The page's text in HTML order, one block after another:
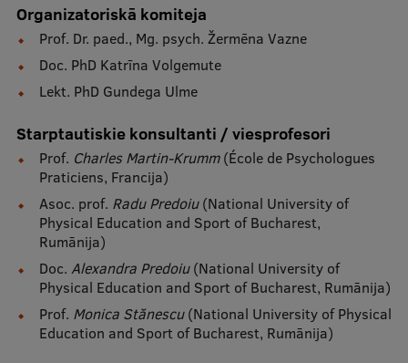
Organizatoriskā komiteja
Prof. Dr. paed., Mg. psych. Žermēna Vazne
Doc. PhD Katrīna Volgemute
Lekt. PhD Gundega Ulme
Starptautiskie konsultanti / viesprofesori
Prof. Charles Martin-Krumm(École de Psychologues
Praticiens, Francija)
Asoc. prof. Radu Predoiu(National University of
Physical Education and Sport of Bucharest,
Rumānija)
Doc. Alexandra Predoiu(National University of
Physical Education and Sport of Bucharest, Rumānija)
Prof. Monica Stănescu(National University of Physical
Education and Sport of Bucharest, Rumānija)